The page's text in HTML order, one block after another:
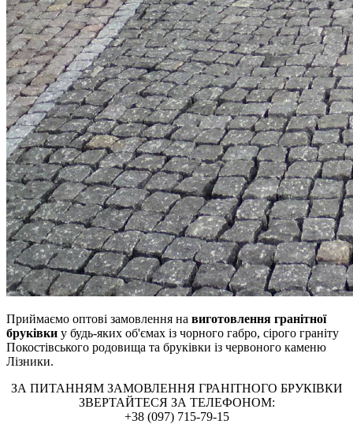
Приймаємо оптові замовлення на виготовлення гранітної
бруківки у будь-яких об'ємах із чорного габро, сірого граніту
Покостівського родовища та бруківки із червоного каменю
Лізники.
ЗА ПИТАННЯМ ЗАМОВЛЕННЯ ГРАНІТНОГО БРУКІВКИ
ЗВЕРТАЙТЕСЯ ЗА ТЕЛЕФОНОМ:
+38 (097) 715-79-15